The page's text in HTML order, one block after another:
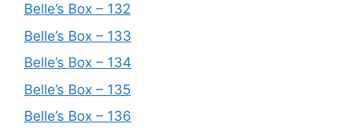
Belle’s Box – 132
Belle’s Box – 133
Belle’s Box – 134
Belle’s Box – 135
Belle’s Box – 136